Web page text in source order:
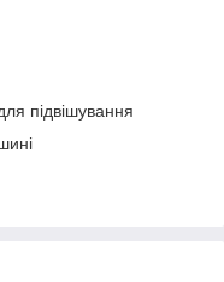
підвішування